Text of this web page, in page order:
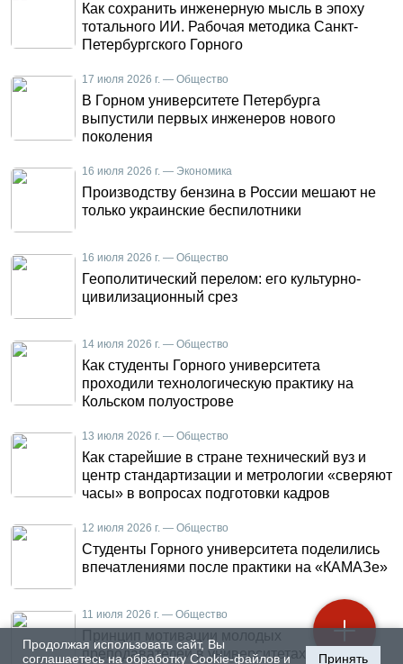
Продолжая использовать сайт, Вы
соглашаетесь на обработку Cookie-файлов и
Принять
Как сохранить инженерную мысль в эпоху
тотального ИИ. Рабочая методика Санкт-
Петербургского Горного
17 июля 2026 г. — Общество
В Горном университете Петербурга
выпустили первых инженеров нового
поколения
16 июля 2026 г. — Экономика
Производству бензина в России мешают не
только украинские беспилотники
16 июля 2026 г. — Общество
Геополитический перелом: его культурно-
цивилизационный срез
14 июля 2026 г. — Общество
Как студенты Горного университета
проходили технологическую практику на
Кольском полуострове
13 июля 2026 г. — Общество
Как старейшие в стране технический вуз и
центр стандартизации и метрологии «сверяют
часы» в вопросах подготовки кадров
12 июля 2026 г. — Общество
Студенты Горного университета поделились
впечатлениями после практики на «КАМАЗе»
11 июля 2026 г. — Общество
Принцип мотивации молодых
преподавателей в университетах